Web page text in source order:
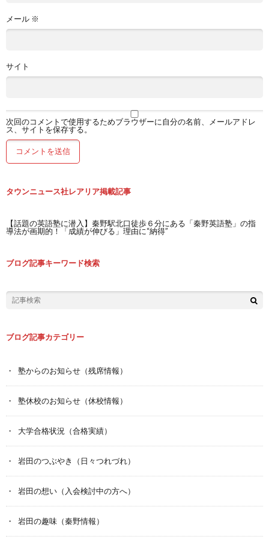
メール ※
サイト
次回のコメントで使用するためブラウザーに自分の名前、メールアドレ
ス、サイトを保存する。
タウンニュース社レアリア掲載記事
【話題の英語塾に潜入】秦野駅北口徒歩６分にある「秦野英語塾」の指
導法が画期的！「成績が伸びる」理由に“納得”
ブログ記事キーワード検索
ブログ記事カテゴリー
塾からのお知らせ（残席情報）
塾休校のお知らせ（休校情報）
大学合格状況（合格実績）
岩田のつぶやき（日々つれづれ）
岩田の想い（入会検討中の方へ）
岩田の趣味（秦野情報）